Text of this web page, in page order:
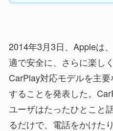
2014年3月3日、Appleは
適で安全に、さらに楽し
CarPlay対応モデルを主
することを発表した。
ユーザはたったひとこと
るだけで、電話をかけた